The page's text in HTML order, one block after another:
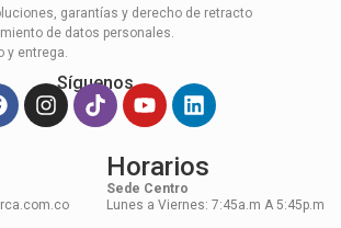
garantías y derecho de retracto
de datos personales.
y entrega.
Síguenos
Horarios
Sede Centro
Lunes a Viernes: 7:45a.m A 5:45p.m